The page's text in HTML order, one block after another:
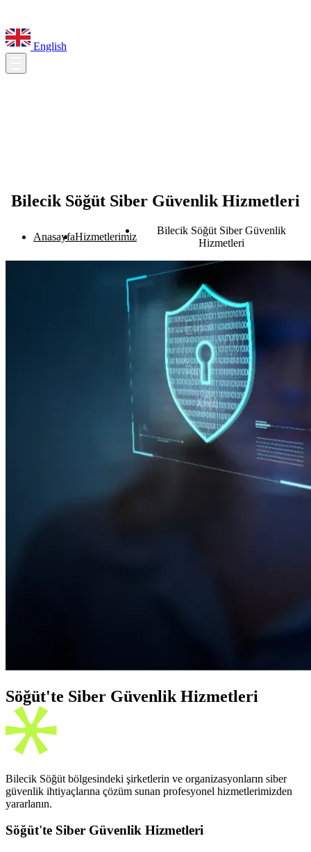
English
Bilecik Söğüt Siber Güvenlik Hizmetleri
AnasayfaHizmetlerimiz
Bilecik Söğüt Siber Güvenlik
Hizmetleri
Söğüt'te Siber Güvenlik Hizmetleri
Bilecik Söğüt bölgesindeki şirketlerin ve organizasyonların siber
güvenlik ihtiyaçlarına çözüm sunan profesyonel hizmetlerimizden
yararlanın.
Söğüt'te Siber Güvenlik Hizmetleri